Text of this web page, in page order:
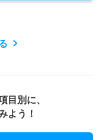
目別に、
よう！